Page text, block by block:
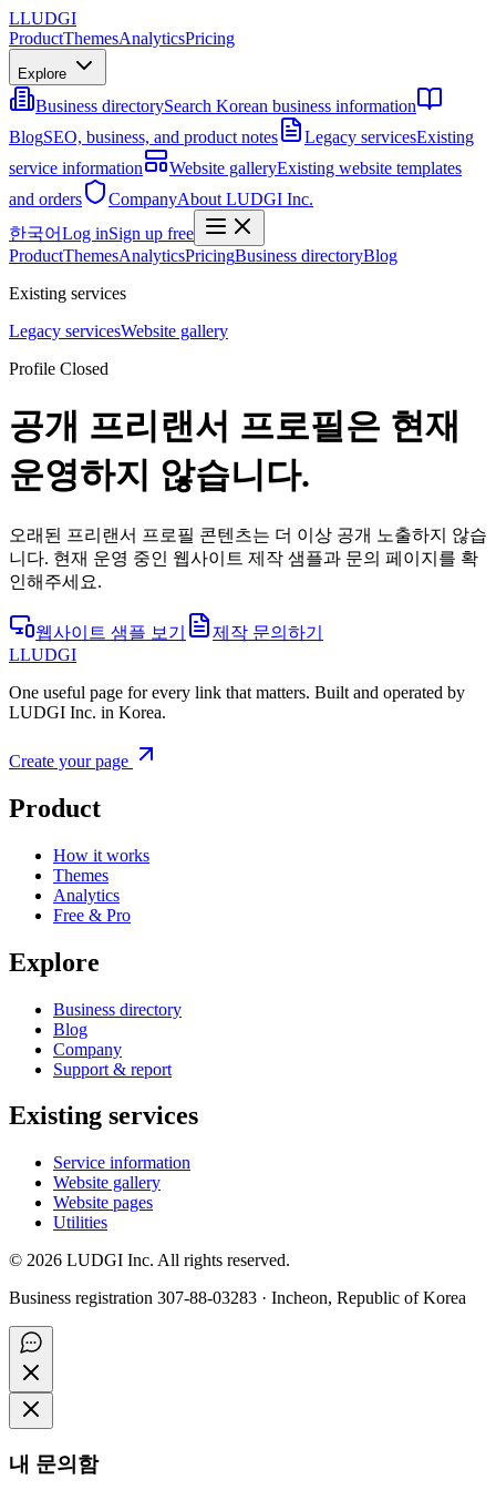
LLUDGI
ProductThemesAnalyticsPricing
Explore
Business directorySearch Korean business information
BlogSEO, business, and product notes Legacy servicesExisting
service information
Website galleryExisting website templates
and orders
CompanyAbout LUDGI Inc.
한국어Log inSign up free
ProductThemesAnalyticsPricingBusiness directoryBlog
Existing services
Legacy servicesWebsite gallery
Profile Closed
공개 프리랜서 프로필은 현재
운영하지 않습니다.
오래된 프리랜서 프로필 콘텐츠는 더 이상 공개 노출하지 않습
니다. 현재 운영 중인 웹사이트 제작 샘플과 문의 페이지를 확
인해주세요.
웹사이트 샘플 보기
제작 문의하기
LLUDGI
One useful page for every link that matters. Built and operated by
LUDGI Inc. in Korea.
Create your page
Product
How it works
Themes
Analytics
Free & Pro
Explore
Business directory
Blog
Company
Support & report
Existing services
Service information
Website gallery
Website pages
Utilities
© 2026 LUDGI Inc. All rights reserved.
Business registration 307-88-03283 · Incheon, Republic of Korea
내 문의함